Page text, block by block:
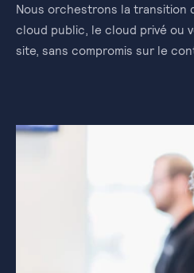
Nous orchestrons la transition
cloud public, le cloud privé ou
site, sans compromis sur le